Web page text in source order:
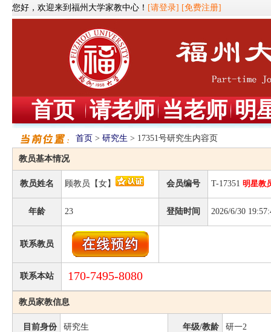
您好，欢迎来到福州大学家教中心！ [请登录] [免费注册]
首页 请老师 当老师 明
首页 > 研究生 > 17351号研究生内容页
教员基本情况
教员姓名 顾教员【女】 会员编号 T-17351 明星教
年龄 23 登陆时间 2026/6/30
联系教员
联系本站 170-7495-8080
教员家教信息
目前身份 研究生 年级/教龄 研一2